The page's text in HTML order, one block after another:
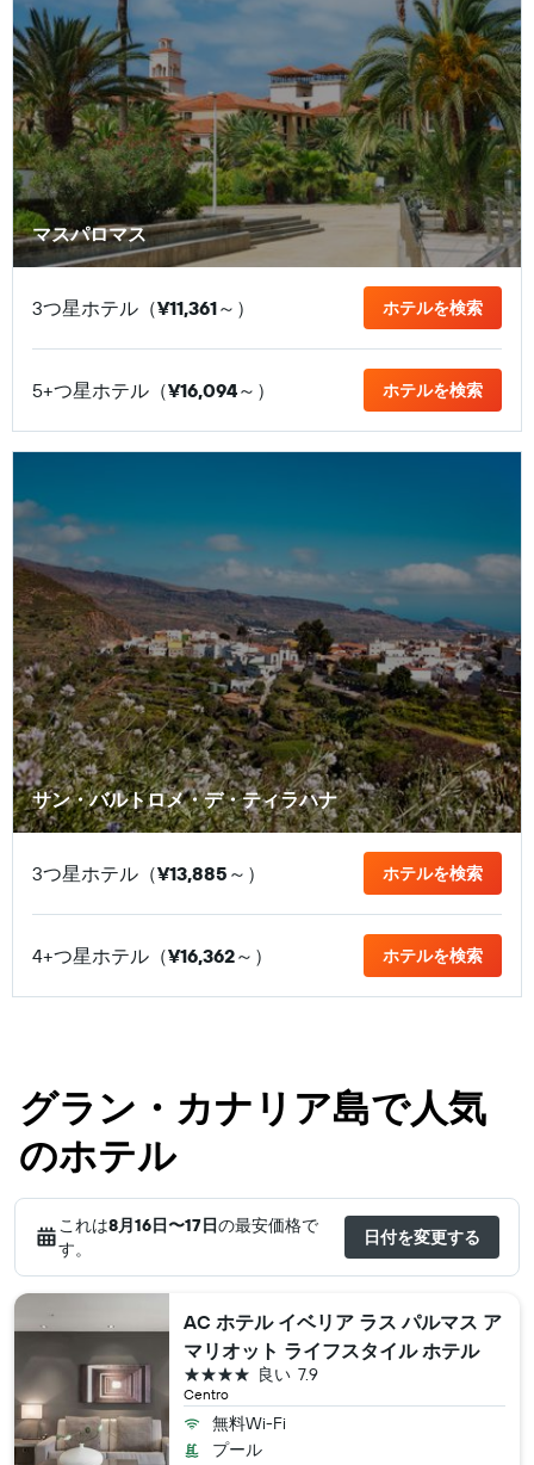
マスパロマス
3つ星ホテル（¥11,361​～） ホテルを検索
5+つ星ホテル（¥16,094​～） ホテルを検索
サン・バルトロメ・デ・ティラハナ
3つ星ホテル（¥13,885 ​～） ホテルを検索
4+つ星ホテル（¥16,362​～） ホテルを検索
グラン・カナリア島で人気
のホテル
これは8月16日​〜17日の最安価格で
す。
日付を変更する
AC ホテル イベリア ラス パルマス ア
マリオット ライフスタイル ホテル
Centro
7.9
良い
4つ星
無料Wi-Fi
プール